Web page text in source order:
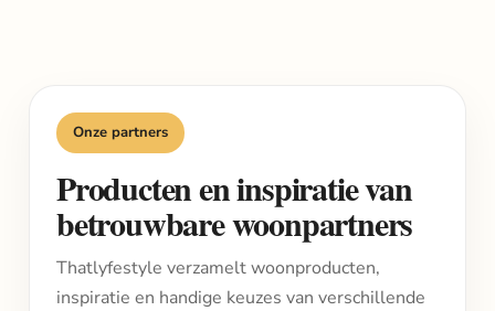
Onze partners
Producten en inspiratie van
betrouwbare woonpartners
Thatlyfestyle verzamelt woonproducten,
inspiratie en handige keuzes van verschillende